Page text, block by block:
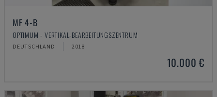
MF 4-B
OPTIMUM - VERTIKAL-BEARBEITUNGSZENTRUM
DEUTSCHLAND 2018
10.000 €